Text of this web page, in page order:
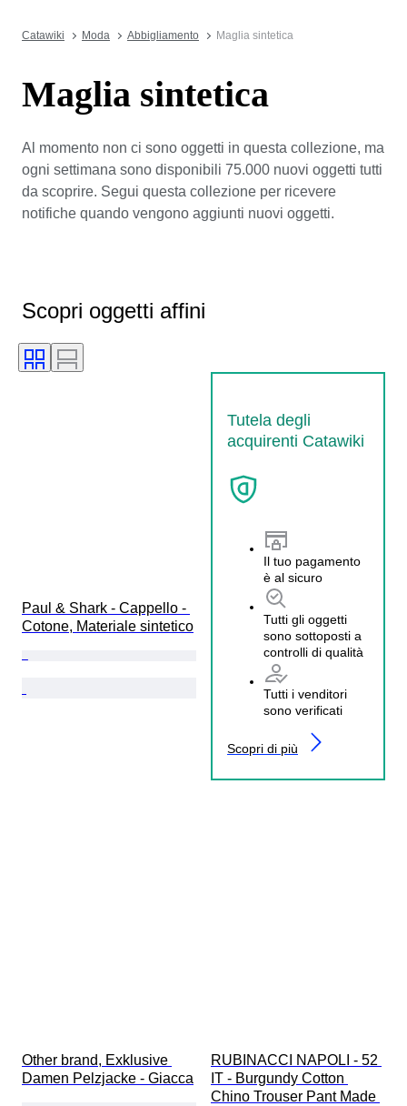
Catawiki Moda Abbigliamento Maglia sintetica
Maglia sintetica
Al momento non ci sono oggetti in questa collezione, ma
ogni settimana sono disponibili 75.000 nuovi oggetti tutti
da scoprire. Segui questa collezione per ricevere
notifiche quando vengono aggiunti nuovi oggetti.
Scopri oggetti affini
Tutela degli
acquirenti Catawiki
Il tuo pagamento
è al sicuro
Tutti gli oggetti
sono sottoposti a
controlli di qualità
Tutti i venditori
sono verificati
Scopri di più
Paul & Shark - Cappello -
Cotone, Materiale sintetico
Other brand, Exklusive
Damen Pelzjacke - Giacca
RUBINACCI NAPOLI - 52
IT - Burgundy Cotton
Chino Trouser Pant Made